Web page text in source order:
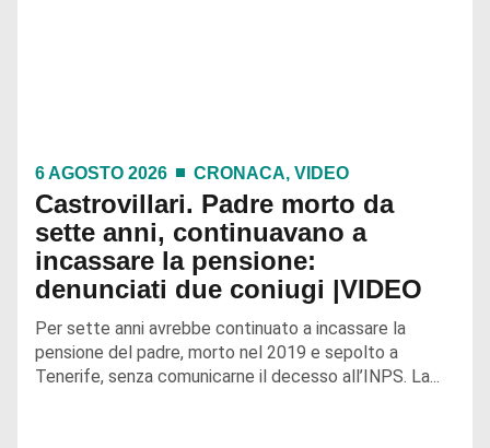
6 AGOSTO 2026 CRONACA, VIDEO
Castrovillari. Padre morto da
sette anni, continuavano a
incassare la pensione:
denunciati due coniugi |VIDEO
Per sette anni avrebbe continuato a incassare la
pensione del padre, morto nel 2019 e sepolto a
Tenerife, senza comunicarne il decesso all’INPS. La...